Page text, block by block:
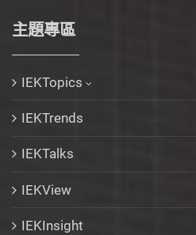
主題專區
IEKTopics
IEKTrends
IEKTalks
IEKView
IEKInsight